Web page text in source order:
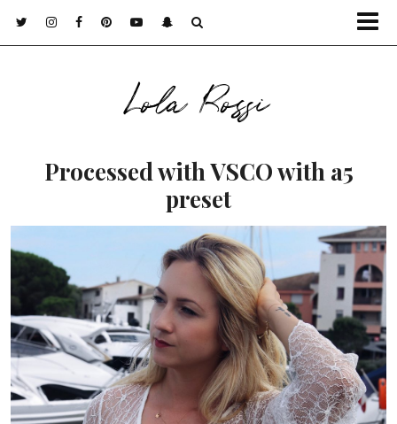
Lola Rossi
Processed with VSCO with a5
preset